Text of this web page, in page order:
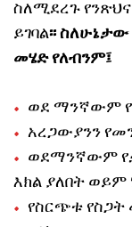
ስለሚደረጉ
ይገባል፡፡
መሄድ የለብንም፤
ወደ ማንኛውም
አረጋውያንን
ወደማንኛውም
እክል ያለበት ወይም
የስርጭቱ